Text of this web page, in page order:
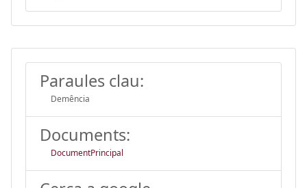
Paraules clau:
Demência
Documents:
DocumentPrincipal